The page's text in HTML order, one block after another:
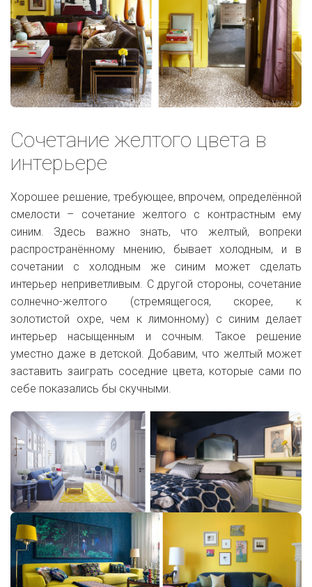
Сочетание желтого цвета в
интерьере
Хорошее решение, требующее, впрочем, определённой
смелости – сочетание желтого с контрастным ему
синим. Здесь важно знать, что желтый, вопреки
распространённому мнению, бывает холодным, и в
сочетании с холодным же синим может сделать
интерьер неприветливым. С другой стороны, сочетание
солнечно-желтого (стремящегося, скорее, к
золотистой охре, чем к лимонному) с синим делает
интерьер насыщенным и сочным. Такое решение
уместно даже в детской. Добавим, что желтый может
заставить заиграть соседние цвета, которые сами по
себе показались бы скучными.